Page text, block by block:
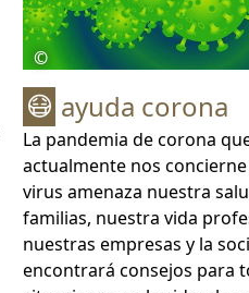
©
😷 ayuda corona
La pandemia de corona
actualmente nos concierne
virus amenaza nuestra
familias, nuestra vida
nuestras empresas y la
encontrará consejos para